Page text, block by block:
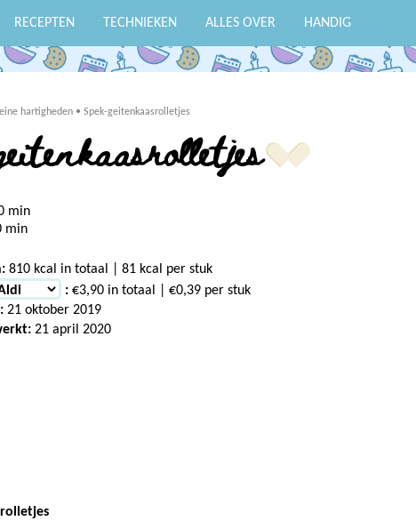
RECEPTEN TECHNIEKEN ALLES OVER HANDIG
hartigheden •Spek-geitenkaasrolletjes
min
min
810 kcal in totaal | 81 kcal per stuk
: €3,90 in totaal | €0,39 per stuk
21 oktober 2019
21 april 2020